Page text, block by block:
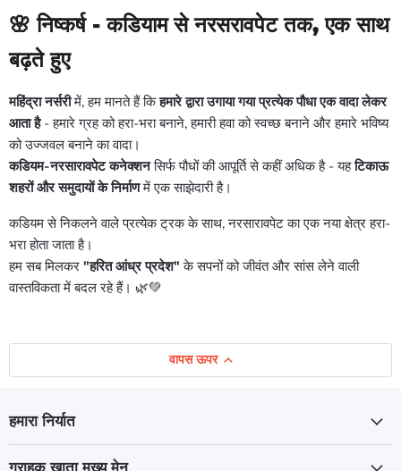
🌸निष्कर्ष - कडियाम से नरसरावपेट तक, एक साथ
बढ़ते हुए
महिंद्रा नर्सरीमें, हम मानते हैं किहमारे द्वारा उगाया गया प्रत्येक पौधा एक वादा लेकर
आता है- हमारे ग्रह को हरा-भरा बनाने, हमारी हवा को स्वच्छ बनाने और हमारे भविष्य
को उज्जवल बनाने का वादा।
कडियम-नरसारावपेट कनेक्शनसिर्फ पौधों की आपूर्ति से कहीं अधिक है - यहटिकाऊ
शहरों और समुदायों के निर्माणमें एक साझेदारी है।
कडियम से निकलने वाले प्रत्येक ट्रक के साथ, नरसारावपेट का एक नया क्षेत्र हरा-
भरा होता जाता है।
हम सब मिलकर "हरित आंध्र प्रदेश" के सपनों को जीवंत और सांस लेने वाली
वास्तविकता में बदल रहे हैं। 🌿💚
वापस ऊपर
हमारा निर्यात